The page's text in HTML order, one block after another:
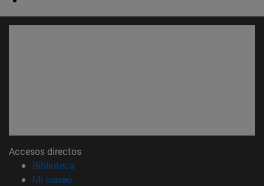
Accesos directos
Biblioteca
Mi correo(abre en nueva ventana)